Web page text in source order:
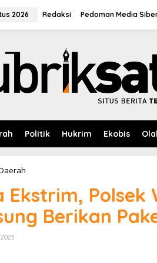
2026 Redaksi Pedoman Media
Politik Hukrim Ekobis
a
c
a
E
Ekstrim, Polsek
Berikan